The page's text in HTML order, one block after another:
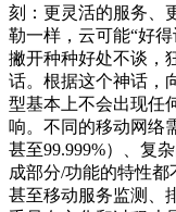
刻：更灵活的服务、
勒一样，云可能“好
撇开种种好处不谈，
话。根据这个神话，
型基本上不会出现任
响。不同的移动网络
甚至99.999%）、复
成部分/功能的特性都
甚至移动服务监测、